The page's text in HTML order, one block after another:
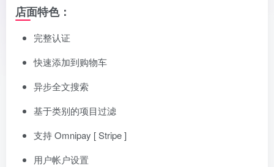
店面特色：
完整认证
快速添加到购物车
异步全文搜索
基于类别的项目过滤
支持 Omnipay [ Stripe ]
用户帐户设置